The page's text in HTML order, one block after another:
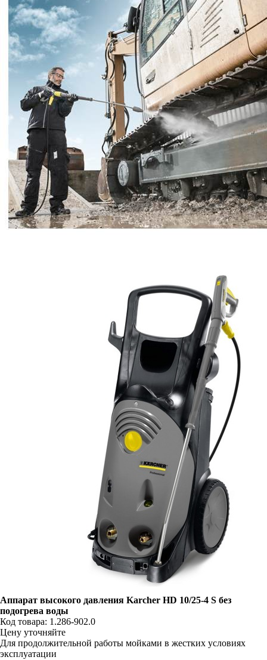
Аппарат высокого давления Karcher HD 10/25-4 S без
подогрева воды
Код товара: 1.286-902.0
Цену уточняйте
Для продолжительной работы мойками в жестких условиях
эксплуатации